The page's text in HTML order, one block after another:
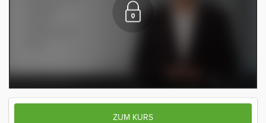
ZUM KURS